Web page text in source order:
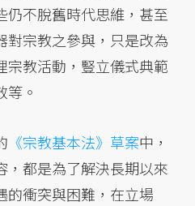
仍不脫舊時代思維，甚至
對宗教之參與，只是改為
宗教活動，豎立儀式典範
等。
《宗教基本法》草案中，
，都是為了解決長期以來
的衝突與困難，在立場